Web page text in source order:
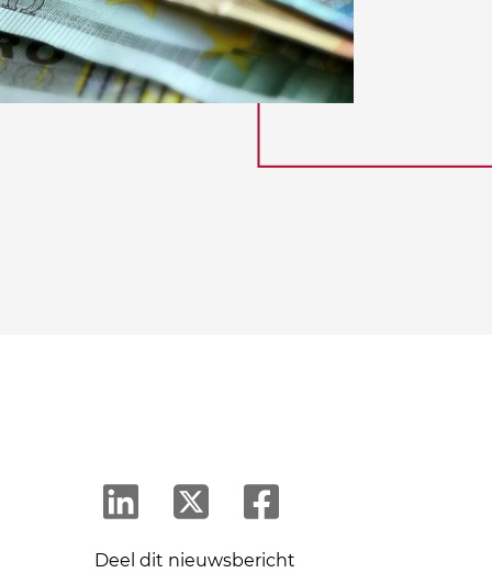
Deel dit nieuwsbericht